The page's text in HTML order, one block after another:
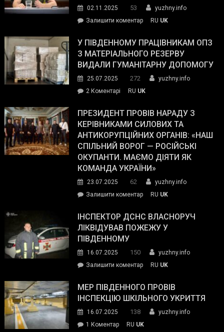
02.11.2025 53
yuzhny.info
Залишити коментарon
завойовує
симпатії
виборців
The
Street
Journal.
RU UK
У ПІВДЕННОМУ ПРАЦІВНИКАМ ОПЗ
З МАТЕРІАЛЬНОГО РЕЗЕРВУ
ВИДАЛИ ГУМАНІТАРНУ ДОПОМОГУ
25.07.2025 272
yuzhny.info
2 Коментарі
Південному
працівникам
ОПЗ
з
матеріального
резерву
гуманітарну
допомогу
RU UK
ПРЕЗИДЕНТ ПРОВІВ НАРАДУ З
КЕРІВНИКАМИ СИЛОВИХ ТА
АНТИКОРУПЦІЙНИХ ОРГАНІВ: «НАШ
СПІЛЬНИЙ ВОРОГ — РОСІЙСЬКІ
ОКУПАНТИ. МАЄМО ДІЯТИ ЯК
КОМАНДА УКРАЇНИ»
23.07.2025 62
yuzhny.info
Залишити коментарon
провів
нараду
силових
та
органів:
«Наш
спільний
RU UK
ІНСПЕКТОР ДСНС ВЛАСНОРУЧ
ЛІКВІДУВАВ ПОЖЕЖУ У
ПІВДЕННОМУ
16.07.2025 150
yuzhny.info
Залишити коментарon
ДСНС
власноруч
пожежу
у
RU UK
МЕР ПІВДЕННОГО ПРОВІВ
ІНСПЕКЦІЮ ШКІЛЬНОГО УКРИТТЯ
16.07.2025 138
yuzhny.info
1 Коментардо RU UK